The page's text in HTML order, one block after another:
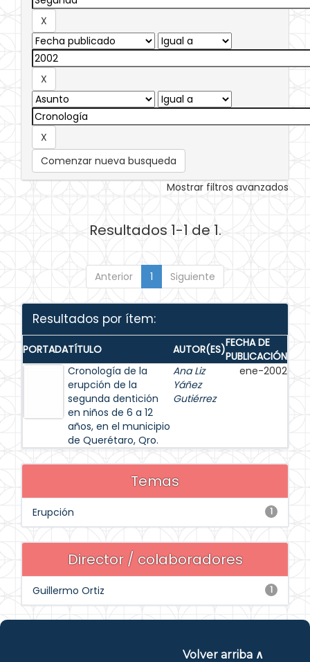
Comenzar nueva busqueda
Mostrar filtros avanzados
Resultados 1-1 de 1.
Anterior 1 Siguiente
Resultados por ítem:
PORTADATÍTULO AUTOR(ES)FECHA DE
PUBLICACIÓN
Cronología de la
erupción de la
segunda dentición
en niños de 6 a 12
años, en el municipio
de Querétaro, Qro.
Ana Liz
Yáñez
Gutiérrez
ene-2002
Temas
1
Erupción
Director / colaboradores
1
Guillermo Ortiz
Volver arriba ∧